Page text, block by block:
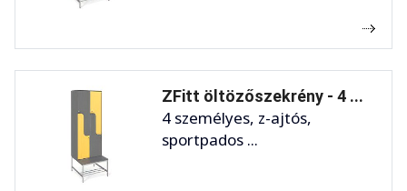
ZFitt öltözőszekrény - 4 ...
4 személyes, z-ajtós,
sportpados ...